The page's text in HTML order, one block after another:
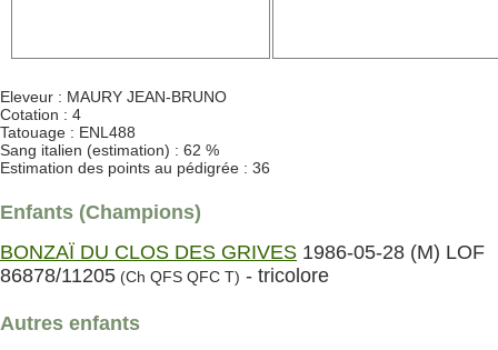
Eleveur : MAURY JEAN-BRUNO
Cotation : 4
Tatouage : ENL488
Sang italien (estimation) : 62 %
Estimation des points au pédigrée : 36
Enfants (Champions)
BONZAÏ DU CLOS DES GRIVES 1986-05-28 (M) LOF
86878/11205 (Ch QFS QFC T) - tricolore
Autres enfants